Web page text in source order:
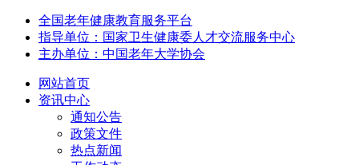
全国老年健康教育服务平台
指导单位：国家卫生健康委人才交流服务中心
主办单位：中国老年大学协会
网站首页
资讯中心
通知公告
政策文件
热点新闻